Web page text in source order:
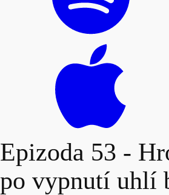
Epizoda 53 -
po vypnutí uhlí